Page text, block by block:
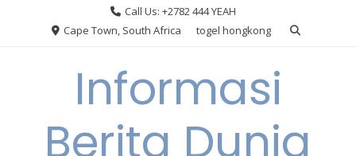
Call Us: +2782 444 YEAH
Cape Town, South Africa
togel hongkong
Informasi
Berita Dunia